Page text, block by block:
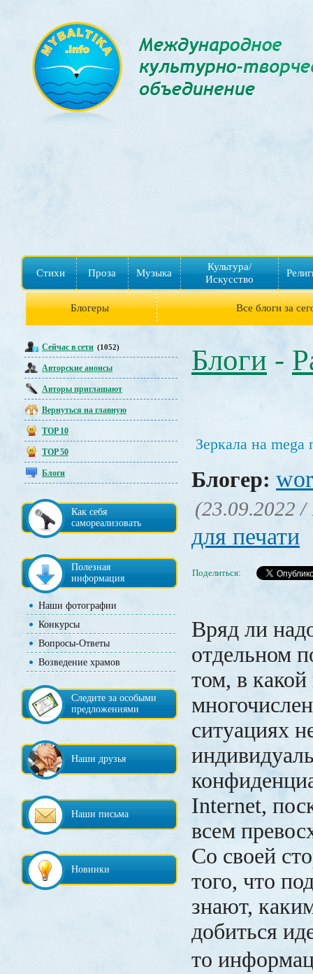
Стихи Проза Музыка
Культура/
Искусство
Блогеры Все блоги за
Сейчас в сети (1052)
Авторские анонсы
Авторы приглашают
Вернуться на главную
TOP 10
TOP 50
Блоги
Как себя
самореализовать
Полезная
информация
Наши фотографии
Конкурсы
Вопросы-Ответы
Возведение храмов
Следите за особыми
предложениями
Наши друзья
Наши письма
Новинки
Блоги -
Зеркала на mega
Блогер:
(23.09.2022 /
для печати
Поделиться:
Вряд ли
отдельном
том, в
ситуациях
Internet,
всем
Со своей
того, что
знают,
добиться
то